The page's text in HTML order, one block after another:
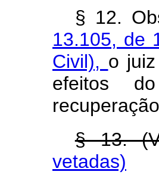
§ 12.
13.105, de
Civil), o
efeitos
§ 13.
vetadas)